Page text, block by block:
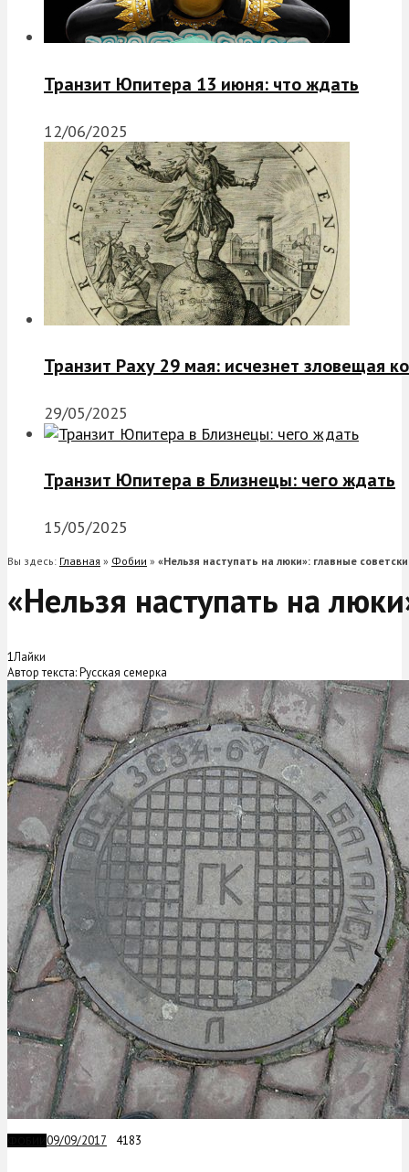
Транзит Юпитера 13 июня: что ждать
12/06/2025
Транзит Раху 29 мая: исчезнет зловещая
29/05/2025
Транзит Юпитера в Близнецы: чего ждать
15/05/2025
Вы здесь: Главная » Фобии » «Нельзя наступать на люки»: главные
«Нельзя наступать на
1Лайки
Автор текста: Русская семерка
09/09/2017 4183